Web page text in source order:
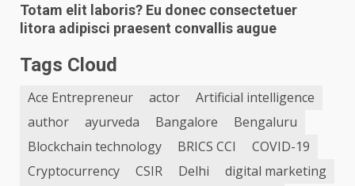
Totam elit laboris? Eu donec consectetuer
litora adipisci praesent convallis augue
Tags Cloud
Ace Entrepreneur actor
Artificial intelligence
author
ayurveda Bangalore
Bengaluru
Blockchain technology
BRICS CCI
COVID-19
Cryptocurrency
CSIR Delhi
digital marketing